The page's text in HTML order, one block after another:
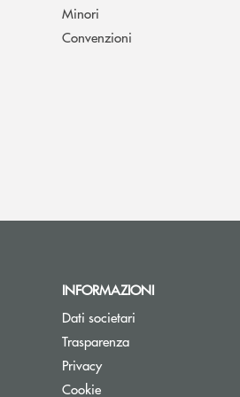
Minori
Convenzioni
INFORMAZIONI
Dati societari
Trasparenza
Privacy
Cookie